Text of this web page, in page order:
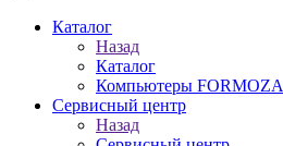
Каталог
Назад
Каталог
Компьютеры FORMOZA
Сервисный центр
Назад